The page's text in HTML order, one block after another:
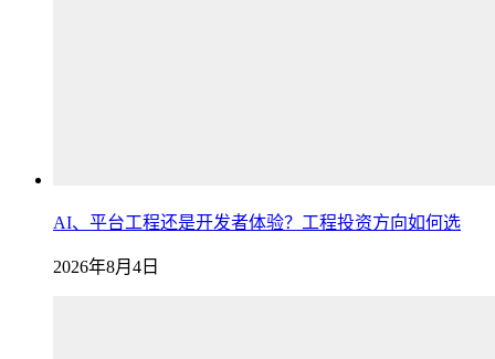
AI、平台工程还是开发者体验？工程投资方向如何选
2026年8月4日